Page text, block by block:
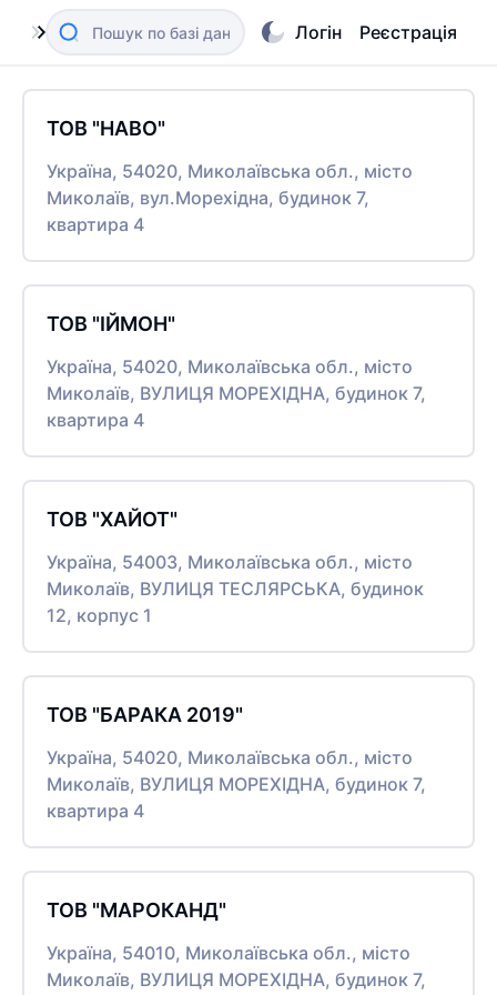
Логін Реєстрація
ТОВ "НАВО"
Україна, 54020, Миколаївська обл., місто
Миколаїв, вул.Морехідна, будинок 7,
квартира 4
ТОВ "ІЙМОН"
Україна, 54020, Миколаївська обл., місто
Миколаїв, ВУЛИЦЯ МОРЕХІДНА, будинок 7,
квартира 4
ТОВ "ХАЙОТ"
Україна, 54003, Миколаївська обл., місто
Миколаїв, ВУЛИЦЯ ТЕСЛЯРСЬКА, будинок
12, корпус 1
ТОВ "БАРАКА 2019"
Україна, 54020, Миколаївська обл., місто
Миколаїв, ВУЛИЦЯ МОРЕХІДНА, будинок 7,
квартира 4
ТОВ "МАРОКАНД"
Україна, 54010, Миколаївська обл., місто
Миколаїв, ВУЛИЦЯ МОРЕХІДНА, будинок 7,